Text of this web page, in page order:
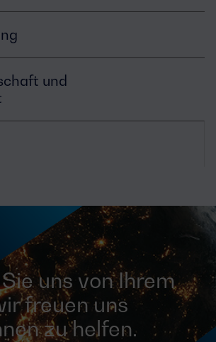
und
uns von Ihrem
freuen uns
zu helfen.